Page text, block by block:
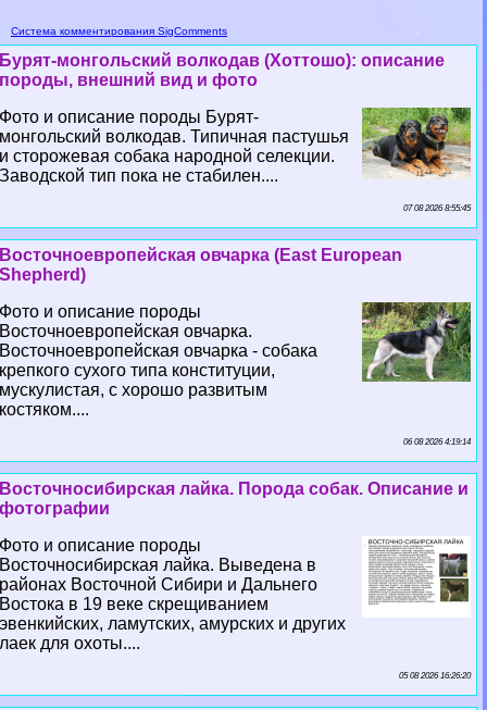
Система комментирования SigComments
Бурят-монгольский волкодав (Хоттошо): описание
породы, внешний вид и фото
Фото и описание породы Бурят-
монгольский волкодав. Типичная пастушья
и сторожевая собака народной селекции.
Заводской тип пока не стабилен....
07 08 2026 8:55:45
Восточноевропейская овчарка (East European
Shepherd)
Фото и описание породы
Восточноевропейская овчарка.
Восточноевропейская овчарка - собака
крепкого сухого типа конституции,
мускулистая, с хорошо развитым
костяком....
06 08 2026 4:19:14
Восточносибирская лайка. Порода собак. Описание и
фотографии
Фото и описание породы
Восточносибирская лайка. Выведена в
районах Восточной Сибири и Дальнего
Востока в 19 веке скрещиванием
эвенкийских, ламутских, амурских и других
лаек для охоты....
05 08 2026 16:26:20